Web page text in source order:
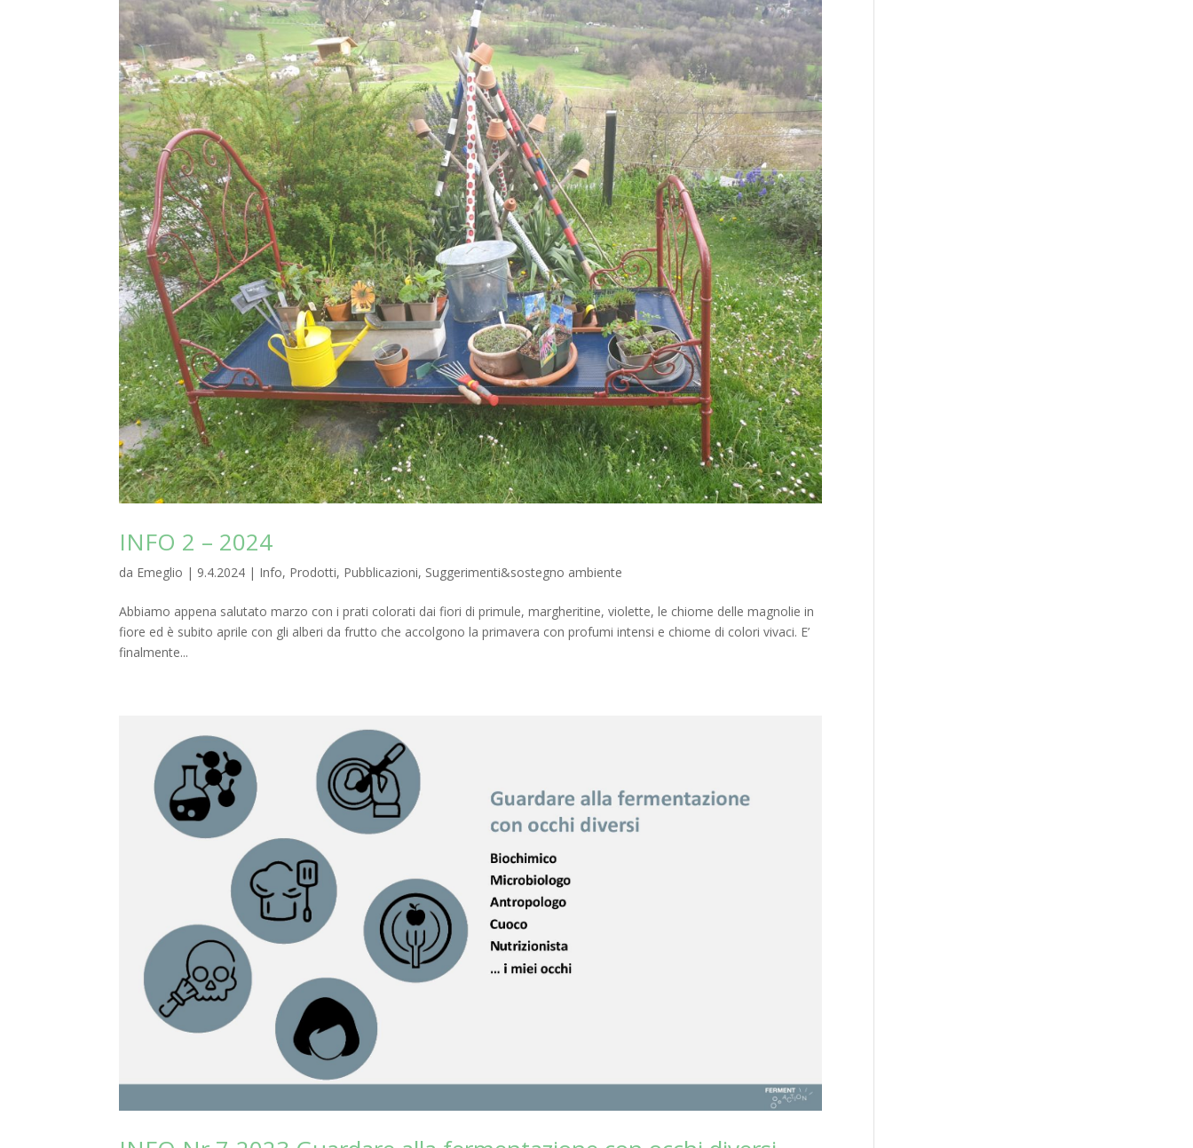
INFO 2 – 2024
da Emeglio | 9.4.2024 | Info, Prodotti, Pubblicazioni, Suggerimenti&sostegno ambiente
Abbiamo appena salutato marzo con i prati colorati dai fiori di primule, margheritine, violette, le chiome delle magnolie in
fiore ed è subito aprile con gli alberi da frutto che accolgono la primavera con profumi intensi e chiome di colori vivaci. E’
finalmente...